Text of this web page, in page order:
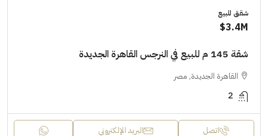
شقق للبيع
3.4M$
شقة 145 م للبيع في النرجس القاهرة الجديدة
القاهرة الجديدة, مصر
2
اتصل البريد الإلكتروني